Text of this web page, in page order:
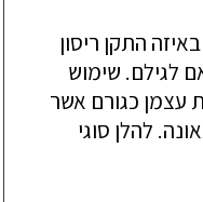
התקן ריסון
לגילם. שימוש
עצמן כגורם אשר
להלן סוגי